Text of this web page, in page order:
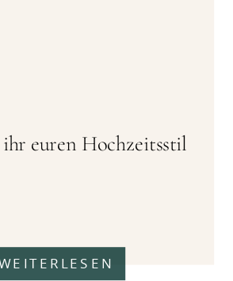
euren Hochzeitsstil